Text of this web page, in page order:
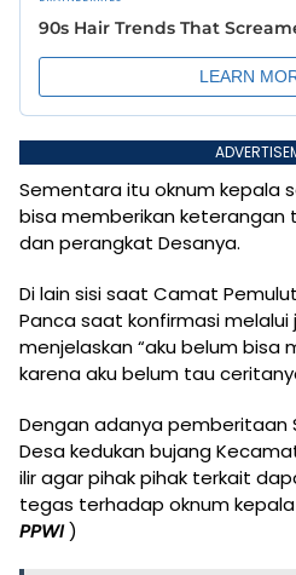
Sementara itu oknum kepala
bisa memberikan keterangan
dan perangkat Desanya.
Di lain sisi saat Camat
Panca saat konfirmasi melalui
menjelaskan “aku belum
karena aku belum tau
Dengan adanya pemberitaan
Desa kedukan bujang
ilir agar pihak pihak terkait
tegas terhadap oknum
PPWI)